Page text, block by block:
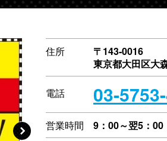
住所
〒143-0016
東京都大田区大
電話 03-
営業時間 9：00～翌5：00